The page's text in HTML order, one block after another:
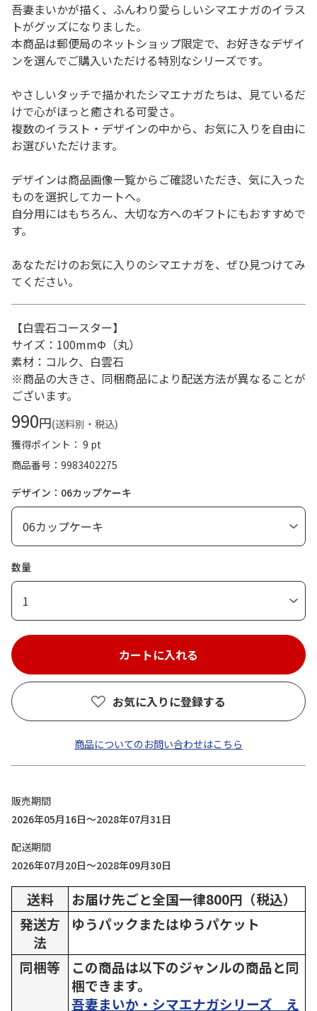
吾妻まいかが描く、ふんわり愛らしいシマエナガのイラス
トがグッズになりました。
本商品は郵便局のネットショップ限定で、お好きなデザイ
ンを選んでご購入いただける特別なシリーズです。
やさしいタッチで描かれたシマエナガたちは、見ているだ
けで心がほっと癒される可愛さ。
複数のイラスト・デザインの中から、お気に入りを自由に
お選びいただけます。
デザインは商品画像一覧からご確認いただき、気に入った
ものを選択してカートへ。
自分用にはもちろん、大切な方へのギフトにもおすすめで
す。
あなただけのお気に入りのシマエナガを、ぜひ見つけてみ
てください。
【白雲石コースター】
サイズ：100mmΦ（丸）
素材：コルク、白雲石
※商品の大きさ、同梱商品により配送方法が異なることが
ございます。
990円(送料別・税込)
獲得ポイント： 9 pt
商品番号
9983402275
デザイン：06カップケーキ
数量
1
お気に入りに登録する
商品についてのお問い合わせはこちら
販売期間
2026年05月16日～2028年07月31日
配送期間
2026年07月20日～2028年09月30日
送料
お届け先ごと全国一律800円（税込）
発送方
法
ゆうパックまたはゆうパケット
同梱等
この商品は以下のジャンルの商品と同
梱できます。
吾妻まいか・シマエナガシリーズ え